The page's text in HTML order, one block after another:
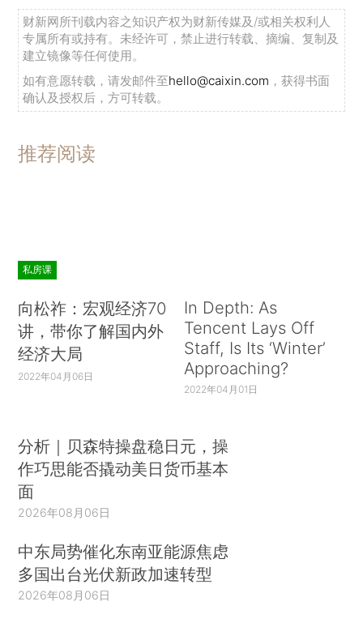
财新网所刊载内容之知识产权为财新传媒及/或相关权利人
专属所有或持有。未经许可，禁止进行转载、摘编、复制及
建立镜像等任何使用。
如有意愿转载，请发邮件至hello@caixin.com ，获得书面
确认及授权后，方可转载。
推荐阅读
私房课
向松祚：宏观经济70
讲，带你了解国内外
经济大局
2022年04月06日
In Depth: As
Tencent Lays Off
Staff, Is Its ‘Winter’
Approaching?
2022年04月01日
分析｜贝森特操盘稳日元，操
作巧思能否撬动美日货币基本
面
2026年08月06日
中东局势催化东南亚能源焦虑
多国出台光伏新政加速转型
2026年08月06日